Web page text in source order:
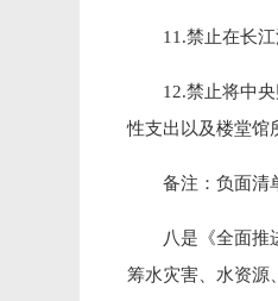
11.禁止在长
12.禁止将中
性支出以及楼堂馆
备注：负面清
八是《全面推
筹水灾害、水资源